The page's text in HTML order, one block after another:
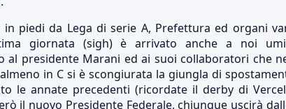
in piedi da Lega di serie A, Prefettura ed organi
giornata (sigh) è arrivato anche a noi
al presidente Marani ed ai suoi collaboratori che
in C si è scongiurata la giungla di
le annate precedenti (ricordate il derby di
il nuovo Presidente Federale, chiunque uscirà